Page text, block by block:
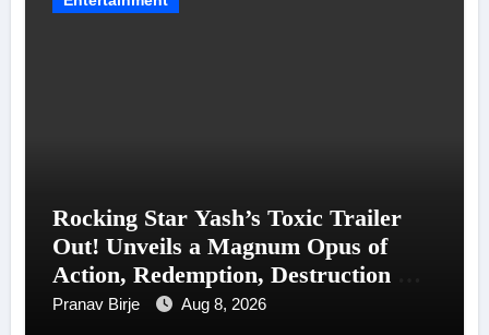
Rocking Star Yash’s Toxic Trailer
Out! Unveils a Magnum Opus of
Action, Redemption, Destruction &
Entanglements
Pranav Birje Aug 8, 2026